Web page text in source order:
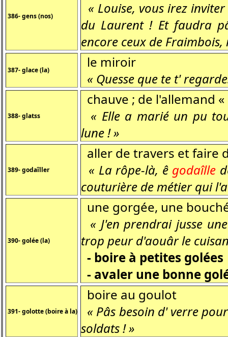
386- gens (nos)
« Louise, vous irez inviter
du Laurent ! Et faudra
encore ceux de
387- glace (la)
le miroir
« Quesse que te t'
388- glatss
chauve ; de l'allemand «
« Elle a marié un pu
lune ! »
389- godaîller
aller de travers et faire
« La rôpe-là, ê godaîlle
couturière de métier qui
390- golée (la)
une gorgée, une
« J'en prendrai jusse
trop peur d'aouâr le
- boire à petites golées
- avaler une bonne
391- golotte (boire à la)
boire au goulot
« Pâs besoin d' verre
soldats ! »